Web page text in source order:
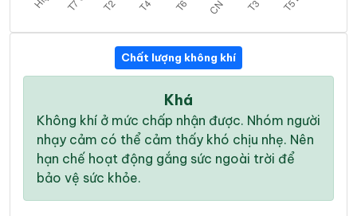
Chất lượng không khí
Khá
Không khí ở mức chấp nhận được. Nhóm người
nhạy cảm có thể cảm thấy khó chịu nhẹ. Nên
hạn chế hoạt động gắng sức ngoài trời để
bảo vệ sức khỏe.